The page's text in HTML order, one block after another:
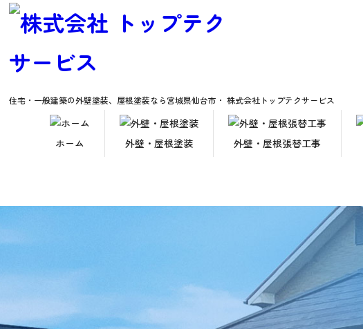
住宅・一般建築の外壁塗装、屋根塗装なら宮城県仙台市・ 株式会社トップテクサービス
ホーム 外壁・屋根塗装 外壁・屋根張替工事